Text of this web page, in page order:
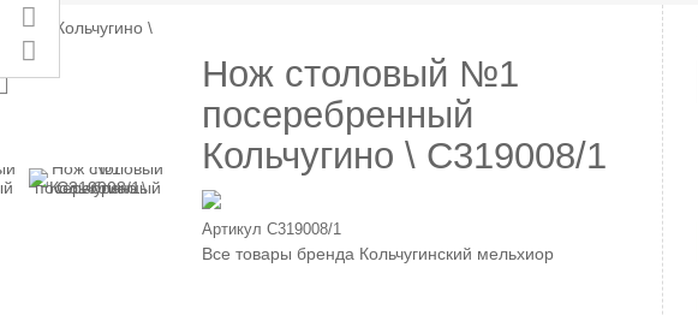
Нож столовый №1
посеребренный
Кольчугино \ С319008/1
Артикул С319008/1
Все товары бренда Кольчугинский мельхиор